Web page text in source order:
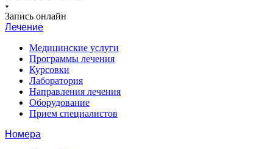
Запись онлайн
Лечение
Медицинские услуги
Программы лечения
Курсовки
Лаборатория
Направления лечения
Оборудование
Прием специалистов
Номера